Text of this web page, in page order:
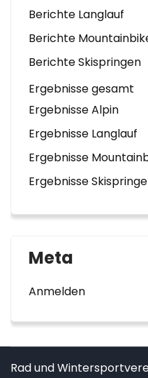
Berichte Langlauf
Berichte
Berichte Skispringen
Ergebnisse gesamt
Ergebnisse Alpin
Ergebnisse Langlauf
Ergebnisse
Ergebnisse
Meta
Anmelden
Rad und